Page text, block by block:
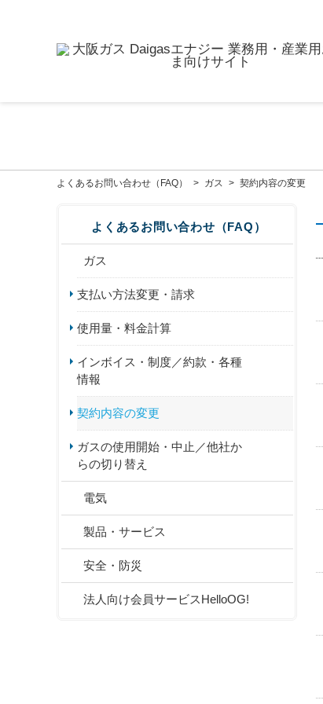
よくあるお問い合わせ（FAQ） > ガス > 契約内容の変更
よくあるお問い合わせ（FAQ）
ガス
支払い方法変更・請求
使用量・料金計算
インボイス・制度／約款・各種
情報
契約内容の変更
ガスの使用開始・中止／他社か
らの切り替え
電気
製品・サービス
安全・防災
法人向け会員サービスHelloOG!